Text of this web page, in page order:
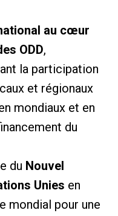
au cœur
ODD,
la participation
et régionaux
mondiaux et en
du
du Nouvel
Unies en
mondial pour une